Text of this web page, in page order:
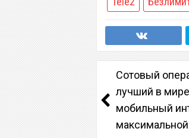
Сотовый
лучший в
мобильный